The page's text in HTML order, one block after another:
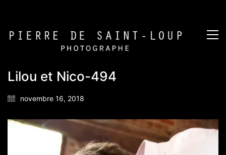
Lilou et Nico-494
novembre 16, 2018